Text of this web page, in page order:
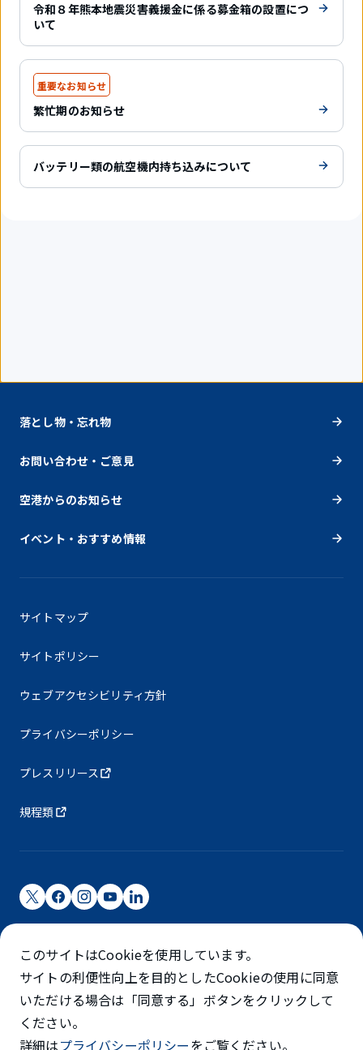
令和８年熊本地震災害義援金に係る募金箱の設置につ
いて
重要なお知らせ
繁忙期のお知らせ
バッテリー類の航空機内持ち込みについて
落とし物・忘れ物
お問い合わせ・ご意見
空港からのお知らせ
イベント・おすすめ情報
サイトマップ
サイトポリシー
ウェブアクセシビリティ方針
プライバシーポリシー
プレスリリース
規程類
成田国際空港株式会社
成田国際空港は成田国際空港㈱（NAA）が運営しています
©NARITA INTERNATIONAL AIRPORT CORPORATION
SKYTRAX
5スターエアポート
このサイトはCookieを使用しています。
サイトの利便性向上を目的としたCookieの使用に同意
いただける場合は「同意する」ボタンをクリックして
ください。
詳細はプライバシーポリシーをご覧ください。